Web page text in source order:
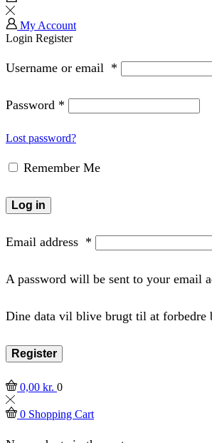
My Account
Login Register
Username or email *
Password *
Lost password?
Remember Me
Log in
Email address *
A password will be sent to your email
Dine data vil blive brugt til at forbedre
Register
0,00 kr. 0
0 Shopping Cart